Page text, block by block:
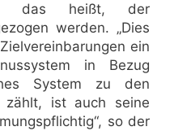
das heißt, der
werden. „Dies
ein
in Bezug
System zu den
zählt, ist auch seine
so der